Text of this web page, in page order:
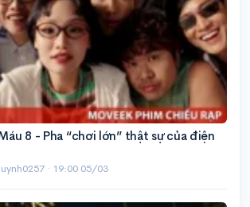
8 - Pha “chơi lớn” thật sự của điện
· 19:00 05/03